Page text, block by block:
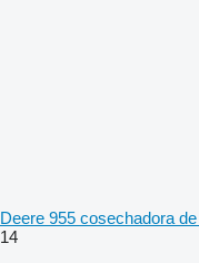
Deere 955 cosechadora
14